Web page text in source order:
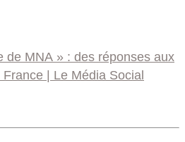
de MNA » : des réponses aux
| Le Média Social